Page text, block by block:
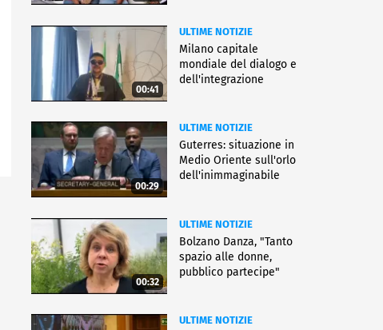
00:41
ULTIME NOTIZIE
Milano capitale
mondiale del dialogo e
dell'integrazione
00:29
ULTIME NOTIZIE
Guterres: situazione in
Medio Oriente sull'orlo
dell'inimmaginabile
00:32
ULTIME NOTIZIE
Bolzano Danza, "Tanto
spazio alle donne,
pubblico partecipe"
ULTIME NOTIZIE